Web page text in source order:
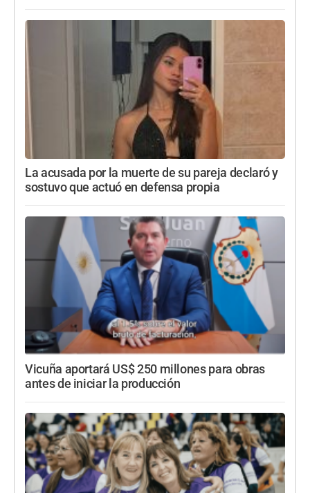
La acusada por la muerte de su pareja declaró y
sostuvo que actuó en defensa propia
Vicuña aportará US$ 250 millones para obras
antes de iniciar la producción